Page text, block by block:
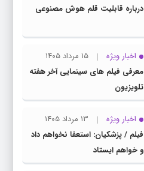
درباره قابلیت قلم هوش مصنوعی
اخبار ویژه
۱۵ مرداد ۱۴۰۵
معرفی فیلم های سینمایی آخر هفته
تلویزیون
اخبار ویژه
۱۳ مرداد ۱۴۰۵
فیلم / پزشکیان: استعفا نخواهم داد
و خواهم ایستاد